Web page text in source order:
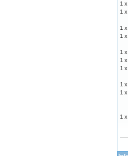
1 x
1 x
1 x
1 x
1 x
1 x
1 x
1 x
1 x
1 x